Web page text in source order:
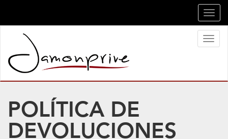
POLÍTICA DE
DEVOLUCIONES